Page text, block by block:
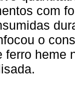
com
o
ferro heme